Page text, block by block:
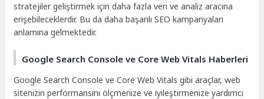
stratejiler geliştirmek için daha fazla veri ve analiz aracına
erişebileceklerdir. Bu da daha başarılı SEO kampanyaları
anlamına gelmektedir.
Google Search Console ve Core Web Vitals Haberleri
Google Search Console ve Core Web Vitals gibi araçlar, web
sitenizin performansını ölçmenize ve iyileştirmenize yardımcı